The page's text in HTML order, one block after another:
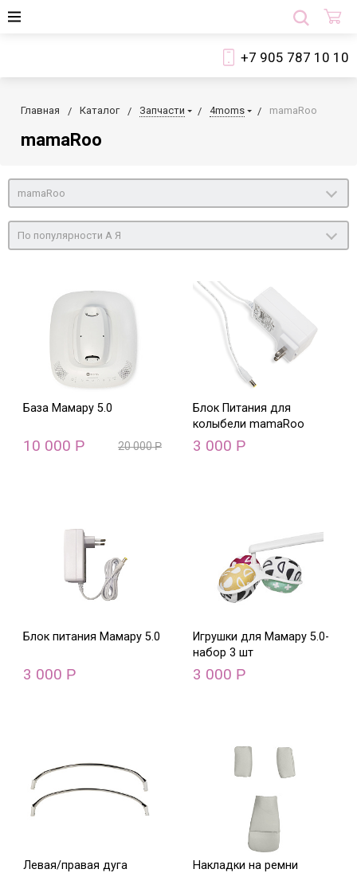
+7 905 787 10 10
Главная Каталог Запчасти 4moms mamaRoo
mamaRoo
mamaRoo
По популярности А Я
База Мамару 5.0
10 000 Р 20 000Р
Блок Питания для
колыбели mamaRoo
3 000 Р
Блок питания Мамару 5.0
3 000 Р
Игрушки для Мамару 5.0-
набор 3 шт
3 000 Р
Левая/правая дуга
Накладки на ремни